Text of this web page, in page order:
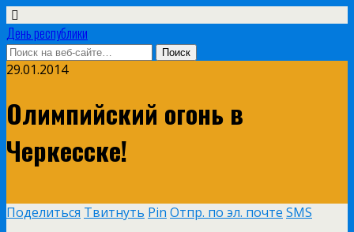
День республики
29.01.2014
Олимпийский огонь в
Черкесске!
Поделиться Твитнуть Pin Отпр. по эл. почте SMS